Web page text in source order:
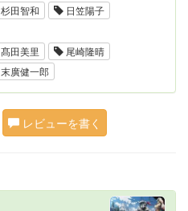
杉田智和
日笠陽子
髙田美里
尾崎隆晴
末廣健一郎
レビューを書く